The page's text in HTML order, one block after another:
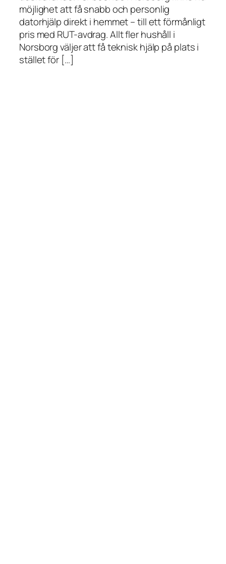
möjlighet att få snabb och personlig
datorhjälp direkt i hemmet – till ett förmånligt
pris med RUT-avdrag. Allt fler hushåll i
Norsborg väljer att få teknisk hjälp på plats i
stället för […]